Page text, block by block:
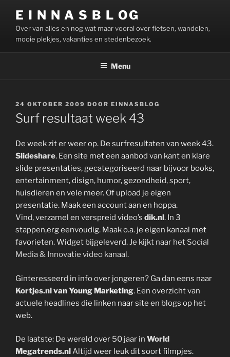
inhoud
E I N N A S B L OG
Over van alles en nog wat maar vooral over fietsen, wandelen,
mooie plekjes, vakanties en stedenbezoek.
Menu
GEPLAATST
OP
24 OKTOBER 2009 DOOR EINNASBLOG
Surf resultaat week 43
De week zit er weer op. De surfresultaten van week 43.
Slideshare. Een site met een aanbod van kant en klare
slide presentaties, gecategoriseerd naar bijvoor books,
entertainment, disign, humor, gezondheid, sport,
huisdieren en vele meer. Of upload je eigen
presentatie. Maak een account aan en hoppa.
Vind, verzamel en verspreid video’s dik.nl. In 3
stappen,erg eenvoudig. Maak o.a. je eigen kanaal met
favorieten. Widget bijgeleverd.Je kijkt naar het Social
Media & Innovatie video kanaal.
Ginteresseerd in info over jongeren? Ga dan eens naar
Kortjes.nlvan Young Marketing. Een overzicht van
actuele headlines die linken naar site en blogs op het
web.
De laatste: De wereld over 50 jaar in World
Megatrends.nlAltijd weer leuk dit soort filmpjes.